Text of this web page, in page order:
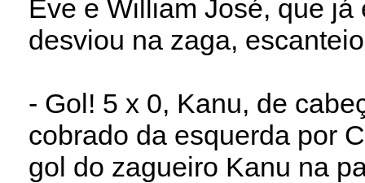
Eve e William José, que
desviou na zaga,
- Gol! 5 x 0, Kanu, de
cobrado da esquerda por
gol do zagueiro Kanu na